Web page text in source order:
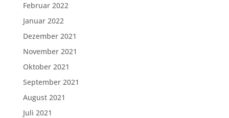
Februar 2022
Januar 2022
Dezember 2021
November 2021
Oktober 2021
September 2021
August 2021
Juli 2021